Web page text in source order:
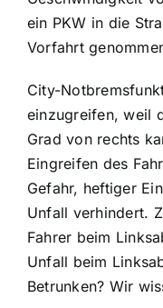
ein PKW in die
Vorfahrt
City-
einzugreifen, weil
Grad von rechts
Eingreifen des
Gefahr, heftiger
Unfall verhindert.
Fahrer beim
Unfall beim
Betrunken? Wir